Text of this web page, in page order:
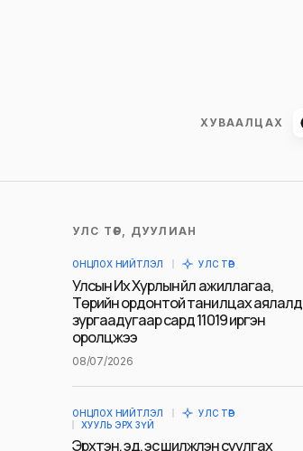
ХУВААЛЦАХ
УЛС ТӨР, ДУУЛИАН
ОНЦЛОХ НИЙТЛЭЛ УЛС ТӨР
Улсын Их Хурлын үйл ажиллагаа,
Төрийн ордонтой танилцах аялалд
зургаадугаар сард 11019 иргэн
оролцжээ
08/07/2026
ОНЦЛОХ НИЙТЛЭЛ
УЛС ТӨР
ХУУЛЬ ЭРХ ЗҮЙ
Эрхтэн, эд, эс шилжүүлэн суулгах